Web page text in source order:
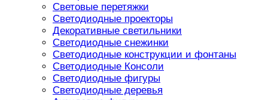
Световые перетяжки
Светодиодные проекторы
Декоративные светильники
Светодиодные снежинки
Светодиодные конструкции и фонтаны
Светодиодные Консоли
Светодиодные фигуры
Светодиодные деревья